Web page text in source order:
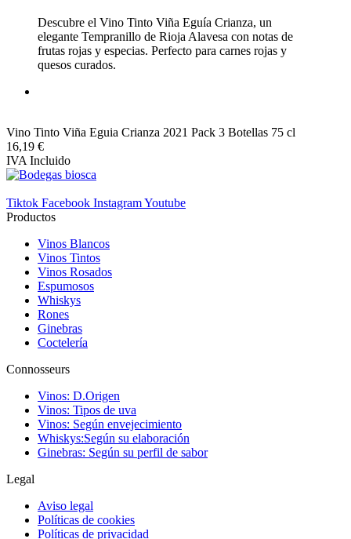
Descubre el Vino Tinto Viña Eguía Crianza, un
elegante Tempranillo de Rioja Alavesa con notas de
frutas rojas y especias. Perfecto para carnes rojas y
quesos curados.
Vino Tinto Viña Eguia Crianza 2021 Pack 3 Botellas 75 cl
16,19 €
IVA Incluido
Tiktok Facebook InstagramYoutube
Productos
Vinos Blancos
Vinos Tintos
Vinos Rosados
Espumosos
Whiskys
Rones
Ginebras
Coctelería
Connosseurs
Vinos: D.Origen
Vinos: Tipos de uva
Vinos: Según envejecimiento
Whiskys:Según su elaboración
Ginebras: Según su perfil de sabor
Legal
Aviso legal
Políticas de cookies
Políticas de privacidad